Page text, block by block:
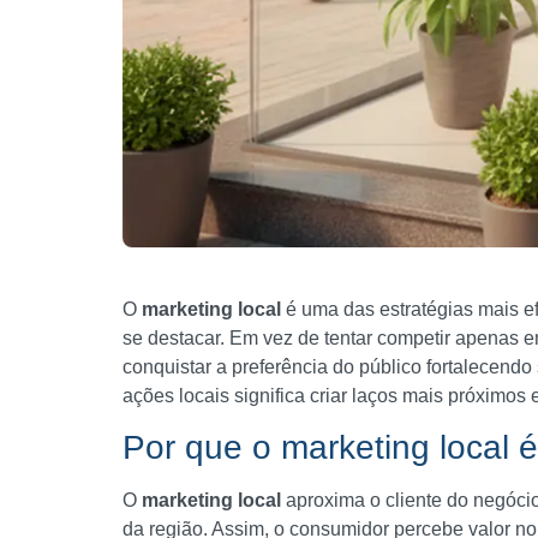
O marketing local é uma das estratégias mais
se destacar. Em vez de tentar competir apenas
conquistar a preferência do público
ações locais significa criar laços mais próximos
Por que o marketing local
O marketing local aproxima o cliente do
da região. Assim, o consumidor percebe valor